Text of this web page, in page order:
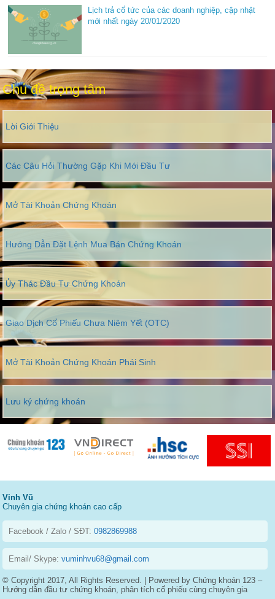
Lịch trả cổ tức của các doanh nghiệp, cập nhật
mới nhất ngày 20/01/2020
Chủ đề trọng tâm
Lời Giới Thiệu
Các Câu Hỏi Thường Gặp Khi Mới Đầu Tư
Mở Tài Khoản Chứng Khoán
Hướng Dẫn Đặt Lệnh Mua Bán Chứng Khoán
Ủy Thác Đầu Tư Chứng Khoán
Giao Dịch Cổ Phiếu Chưa Niêm Yết (OTC)
Mở Tài Khoản Chứng Khoán Phái Sinh
Lưu ký chứng khoán
Vinh Vũ
Chuyên gia chứng khoán cao cấp
Facebook / Zalo / SĐT:0982869988
Email/ Skype:vuminhvu68@gmail.com
© Copyright 2017, All Rights Reserved. | Powered by Chứng khoán 123 –
Hướng dẫn đầu tư chứng khoán, phân tích cổ phiếu cùng chuyên gia